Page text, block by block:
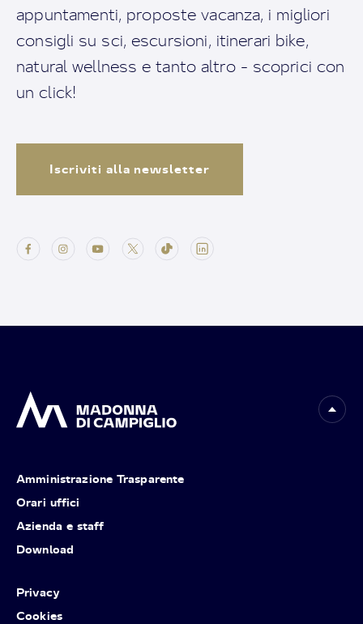
appuntamenti, proposte vacanza, i migliori
consigli su sci, escursioni, itinerari bike,
natural wellness e tanto altro - scoprici con
un click!
Iscriviti alla newsletter
Amministrazione Trasparente
Orari uffici
Azienda e staff
Download
Privacy
Cookies